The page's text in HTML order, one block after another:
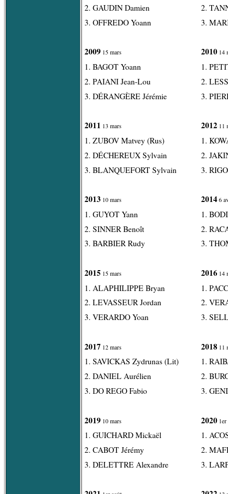
2. GAUDIN Damien
3. OFFREDO Yoann
2009 15 mars
1. BAGOT Yoann
2. PAIANI Jean-Lou
3. DÉRANGÈRE Jérémie
2011 13 mars
1. ZUBOV Matvey (Rus)
2. DÉCHEREUX Sylvain
3. BLANQUEFORT Sylvain
2013 10 mars
1. GUYOT Yann
2. SINNER Benoît
3. BARBIER Rudy
2015 15 mars
1. ALAPHILIPPE Bryan
2. LEVASSEUR Jordan
3. VERARDO Yoan
2017 12 mars
1. SAVICKAS Zydrunas (Lit)
2. DANIEL Aurélien
3. DO REGO Fabio
2019 10 mars
1. GUICHARD Mickaël
2. CABOT Jérémy
3. DELETTRE Alexandre
2.
3.
2010 14
1.
2.
3.
2012 11
1.
2.
3.
2014 6
1.
2.
3.
2016 14
1.
2.
3.
2018 11
1.
2.
3.
2020
1.
2.
3.